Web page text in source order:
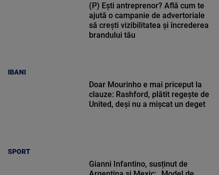
IBANI
(P) Ești antreprenor? Află cum te
ajută o campanie de advertoriale
să crești vizibilitatea și încrederea
brandului tău
SPORT
Doar Mourinho e mai priceput la
clauze: Rashford, plătit regește de
United, deși nu a mișcat un deget
Gianni Infantino, susținut de